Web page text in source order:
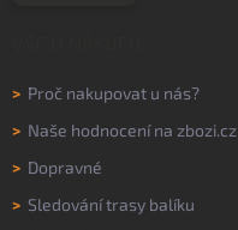
> Proč nakupovat u nás?
> Naše hodnocení na zbozi.cz
> Dopravné
> Sledování trasy balíku